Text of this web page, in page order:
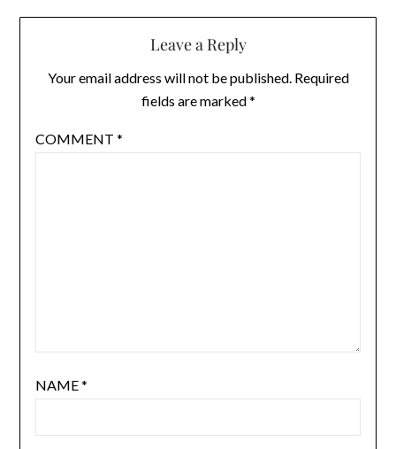
Leave a Reply
Your email address will not be published. Required
fields are marked*
COMMENT *
NAME*